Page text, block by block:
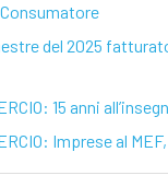
del 2025
15 anni
Imprese al